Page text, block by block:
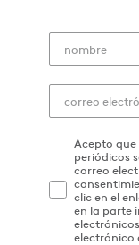
Acepto que
periódicos
correo
clic en el
en la parte
electrónico